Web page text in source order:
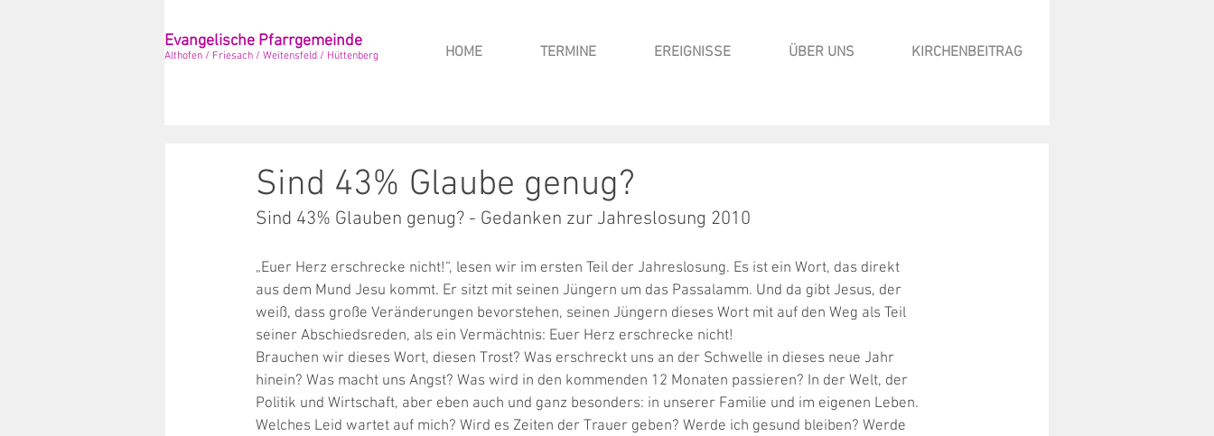
Evangelische Pfarrgemeinde
Althofen / Friesach / Weitensfeld / Hüttenberg HOME TERMINE EREIGNISSE ÜBER UNS KIRCHENBEITRAG
Sind 43% Glaube genug?
Sind 43% Glauben genug? - Gedanken zur Jahreslosung 2010
„Euer Herz erschrecke nicht!“, lesen wir im ersten Teil der Jahreslosung. Es ist ein Wort, das direkt
aus dem Mund Jesu kommt. Er sitzt mit seinen Jüngern um das Passalamm. Und da gibt Jesus, der
weiß, dass große Veränderungen bevorstehen, seinen Jüngern dieses Wort mit auf den Weg als Teil
seiner Abschiedsreden, als ein Vermächtnis: Euer Herz erschrecke nicht!
Brauchen wir dieses Wort, diesen Trost? Was erschreckt uns an der Schwelle in dieses neue Jahr
hinein? Was macht uns Angst? Was wird in den kommenden 12 Monaten passieren? In der Welt, der
Politik und Wirtschaft, aber eben auch und ganz besonders: in unserer Familie und im eigenen Leben.
Welches Leid wartet auf mich? Wird es Zeiten der Trauer geben? Werde ich gesund bleiben? Werde